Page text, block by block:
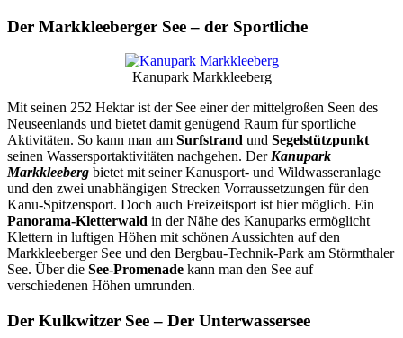
Der Markkleeberger See – der Sportliche
Kanupark Markkleeberg
Mit seinen 252 Hektar ist der See einer der mittelgroßen Seen des
Neuseenlands und bietet damit genügend Raum für sportliche
Aktivitäten. So kann man am Surfstrand und Segelstützpunkt
seinen Wassersportaktivitäten nachgehen. Der Kanupark
Markkleeberg bietet mit seiner Kanusport- und Wildwasseranlage
und den zwei unabhängigen Strecken Vorraussetzungen für den
Kanu-Spitzensport. Doch auch Freizeitsport ist hier möglich. Ein
Panorama-Kletterwald in der Nähe des Kanuparks ermöglicht
Klettern in luftigen Höhen mit schönen Aussichten auf den
Markkleeberger See und den Bergbau-Technik-Park am Störmthaler
See. Über die See-Promenade kann man den See auf
verschiedenen Höhen umrunden.
Der Kulkwitzer See – Der Unterwassersee